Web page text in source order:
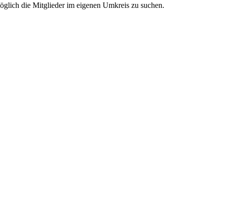
die Mitglieder im eigenen Umkreis zu suchen.